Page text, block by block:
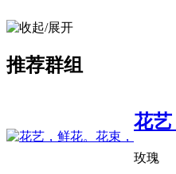
推荐群组
花艺
玫瑰